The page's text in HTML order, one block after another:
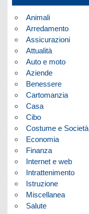
Animali
Arredamento
Assicurazioni
Attualità
Auto e moto
Aziende
Benessere
Cartomanzia
Casa
Cibo
Costume e Società
Economia
Finanza
Internet e web
Intrattenimento
Istruzione
Miscellanea
Salute